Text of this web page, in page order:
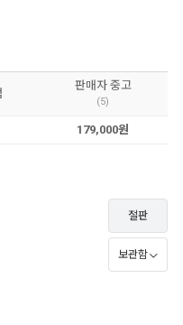
판매자 중고
(5)
179,000원
절판
보관함